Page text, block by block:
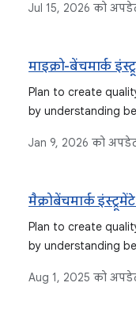
Jul 15, 2026 को
माइक्रो-बेंचमार्क
Plan to create
by understanding
Jan 9, 2026 को
मैक्रोबेंचमार्क
Plan to create
by understanding
Aug 1, 2025 को